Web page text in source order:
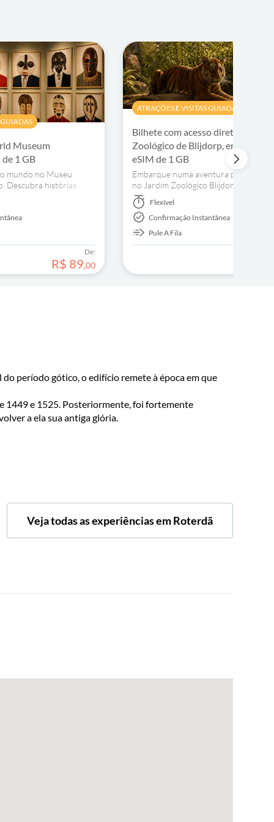
GUIADAS
Museum
1 GB
mundo no Museu
Descubra histórias
e intercâmbio
De:
R$ 89,00
ATRAÇÕES E VISITAS GUIADAS
Bilhete com acesso direto ao
Zoológico de Blijdorp, em
eSIM de 1 GB
Embarque numa aventura pela vida
no Jardim Zoológico Blijdorp de
Conheça a vida selvagem de todo o
visite a Amazonica e o Oceanium e
esforços de conservação.
Flexível
Confirmação Instantânea
Pule A Fila
período gótico, o edifício remete à época em que
1449 e 1525. Posteriormente, foi fortemente
a ela sua antiga glória.
Veja todas as experiências em Roterdã